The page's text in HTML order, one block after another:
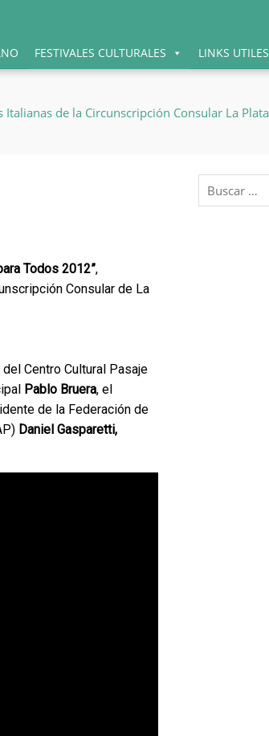
FESTIVALES CULTURALES LINKS UTILES
Todos 2012”,
Consular de La
Centro Cultural Pasaje
Pablo Bruera, el
de la Federación de
Daniel Gasparetti,
Buscar: